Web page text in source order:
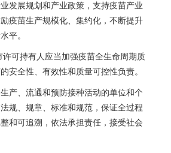
发展规划和产业政策，支持疫苗产业
疫苗生产规模化、集约化，不断提升
平。
许可持有人应当加强疫苗全生命周期质
安全性、有效性和质量可控性负责。
产、流通和预防接种活动的单位和个
规、规章、标准和规范，保证全过程
和可追溯，依法承担责任，接受社会